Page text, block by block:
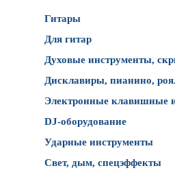
Гитары
Для гитар
Духовые инструменты,
Дисклавиры, пианино,
Электронные клавишные
DJ-оборудование
Ударные инструменты
Свет, дым, спецэффекты